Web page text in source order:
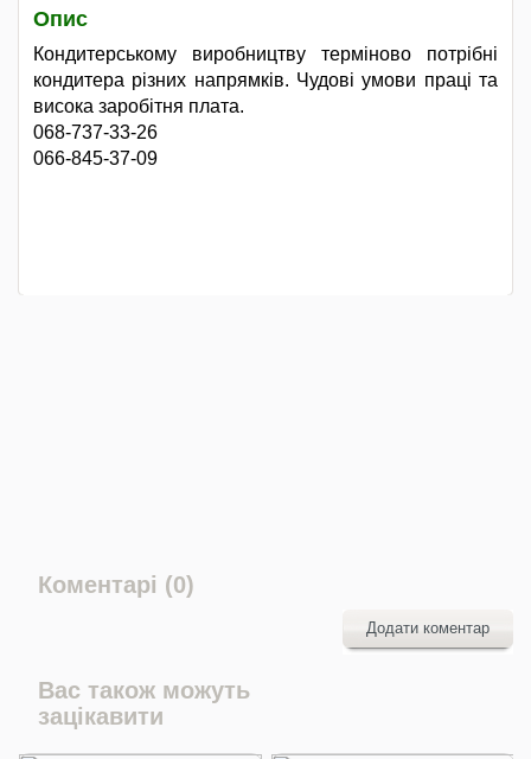
Опис
Кондитерському виробництву терміново потрібні
кондитера різних напрямків. Чудові умови праці та
висока заробітня плата.
068-737-33-26
066-845-37-09
Коментарі (0)
Додати коментар
Вас також можуть
зацікавити